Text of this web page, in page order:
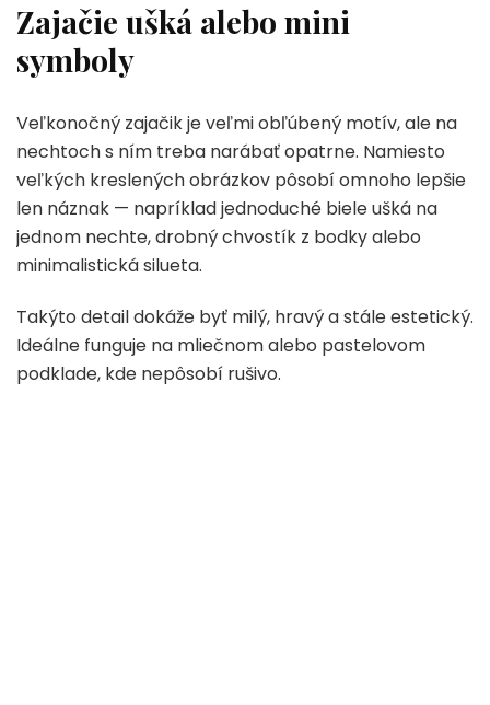
Zajačie ušká alebo mini
symboly
Veľkonočný zajačik je veľmi obľúbený motív, ale na
nechtoch s ním treba narábať opatrne. Namiesto
veľkých kreslených obrázkov pôsobí omnoho lepšie
len náznak — napríklad jednoduché biele ušká na
jednom nechte, drobný chvostík z bodky alebo
minimalistická silueta.
Takýto detail dokáže byť milý, hravý a stále estetický.
Ideálne funguje na mliečnom alebo pastelovom
podklade, kde nepôsobí rušivo.